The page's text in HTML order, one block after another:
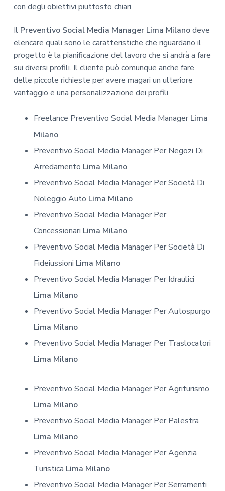
con degli obiettivi piuttosto chiari.
Il Preventivo Social Media Manager Lima Milanodeve
elencare quali sono le caratteristiche che riguardano il
progetto è la pianificazione del lavoro che si andrà a fare
sui diversi profili. Il cliente può comunque anche fare
delle piccole richieste per avere magari un ulteriore
vantaggio e una personalizzazione dei profili.
Freelance Preventivo Social Media Manager Lima
Milano
Preventivo Social Media Manager Per Negozi Di
Arredamento Lima Milano
Preventivo Social Media Manager Per Società Di
Noleggio Auto Lima Milano
Preventivo Social Media Manager Per
Concessionari Lima Milano
Preventivo Social Media Manager Per Società Di
Fideiussioni Lima Milano
Preventivo Social Media Manager Per Idraulici
Lima Milano
Preventivo Social Media Manager Per Autospurgo
Lima Milano
Preventivo Social Media Manager Per Traslocatori
Lima Milano
Preventivo Social Media Manager Per Agriturismo
Lima Milano
Preventivo Social Media Manager Per Palestra
Lima Milano
Preventivo Social Media Manager Per Agenzia
Turistica Lima Milano
Preventivo Social Media Manager Per Serramenti